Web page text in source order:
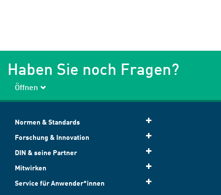
Haben Sie noch Fragen?
Öffnen
Normen & Standards
Forschung & Innovation
DIN & seine Partner
Mitwirken
Service für Anwender*innen